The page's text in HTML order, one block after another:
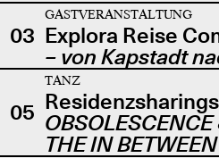
03
GASTVERANSTALTUNG
Explora Reise
– von Kapstadt
05
TANZ
OBSOLESCENCE
THE IN BETWEEN